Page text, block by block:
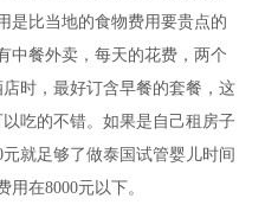
是比当地的食物费用要贵点的
中餐外卖，每天的花费，两个
时，最好订含早餐的套餐，这
吃的不错。如果是自己租房子
就足够了做泰国试管婴儿时间
在8000元以下。